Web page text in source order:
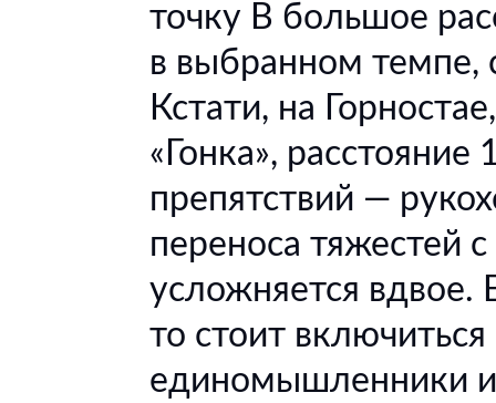
точку B большое
в выбранном темпе,
Кстати, на
«Гонка»,
препятствий —
переноса тяжестей
усложняется вдвое.
то стоит
единомышленники